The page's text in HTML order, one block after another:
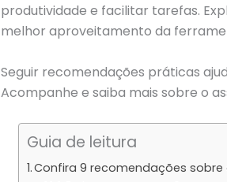
produtividade e facilitar tarefas.
melhor aproveitamento da
Seguir recomendações práticas
Acompanhe e saiba mais sobre o
Guia de leitura
Confira 9 recomendações